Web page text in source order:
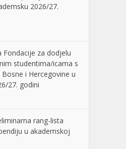
2026/27.
Fondacije za dodjelu
studentima/icama s
i Hercegovine u
27. godini
rang-lista
u akademskoj